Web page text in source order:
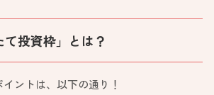
投資枠」とは？
ントは、以下の通り！